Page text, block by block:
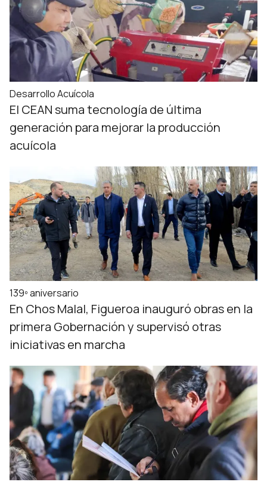
Desarrollo Acuícola
El CEAN suma tecnología de última
generación para mejorar la producción
acuícola
139º aniversario
En Chos Malal, Figueroa inauguró obras en la
primera Gobernación y supervisó otras
iniciativas en marcha